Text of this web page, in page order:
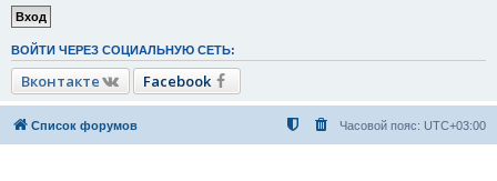
ВОЙТИ ЧЕРЕЗ СОЦИАЛЬНУЮ СЕТЬ:
Вконтакте Facebook
Список форумов Часовой пояс: UTC+03:00